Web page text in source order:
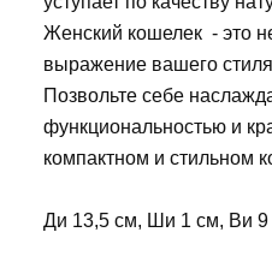
Женский кошелек - это
выражение вашего
Позвольте себе
функциональностью и
компактном и стильном
Ди 13,5 см, Ши 1 см, Ви 9